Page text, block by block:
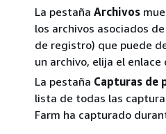
La pestaña Archivos
los archivos asociados
de registro) que puede
un archivo, elija el
La pestaña Capturas de
lista de todas las
Farm ha capturado